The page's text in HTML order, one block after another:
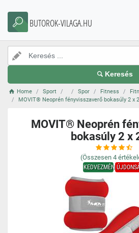
BUTOROK-VILAGA.HU
Keresés
Home Sport Spor Fitness
MOVIT® Neoprén fényvisszaverő bokasúly 2 x
MOVIT® Neoprén
bokasúly 2 x
(Összesen 4
KEDVEZMÉNY